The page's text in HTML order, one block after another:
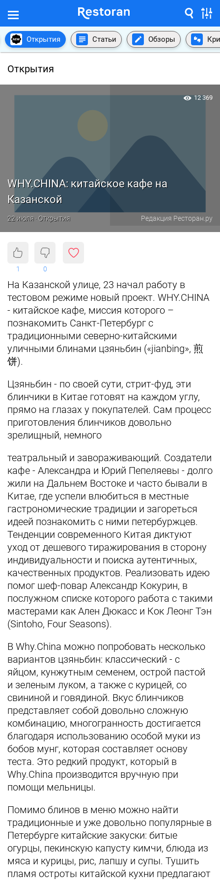
Открытия Статьи Обзоры
Открытия
WHY.CHINA: китайское кафе на
Казанской
22 июля · Открытия Редакция Ресторан.ру
12 369
1 0
На Казанской улице, 23 начал работу в
тестовом режиме новый проект. WHY.CHINA
- китайское кафе, миссия которого –
познакомить Санкт-Петербург с
традиционными северно-китайскими
уличными блинами цзяньбин («jianbing», 煎
饼).
Цзяньбин - по своей сути, стрит-фуд, эти
блинчики в Китае готовят на каждом углу,
прямо на глазах у покупателей. Сам процесс
приготовления блинчиков довольно
зрелищный, немного
театральный и завораживающий. Создатели
кафе - Александра и Юрий Пепеляевы - долго
жили на Дальнем Востоке и часто бывали в
Китае, где успели влюбиться в местные
гастрономические традиции и загореться
идеей познакомить с ними петербуржцев.
Тенденции современного Китая диктуют
уход от дешевого тиражирования в сторону
индивидуальности и поиска аутентичных,
качественных продуктов. Реализовать идею
помог шеф-повар Александр Кокурин, в
послужном списке которого работа с такими
мастерами как Ален Дюкасс и Кок Леонг Тэн
(Sintoho, Four Seasons).
В Why.China можно попробовать несколько
вариантов цзяньбин: классический - с
яйцом, кунжутным семенем, острой пастой
и зеленым луком, а также с курицей, со
свининой и говядиной. Вкус блинчиков
представляет собой довольно сложную
комбинацию, многогранность достигается
благодаря использованию особой муки из
бобов мунг, которая составляет основу
теста. Это редкий продукт, который в
Why.China производится вручную при
помощи мельницы.
Помимо блинов в меню можно найти
традиционные и уже довольно популярные в
Петербурге китайские закуски: битые
огурцы, пекинскую капусту кимчи, блюда из
мяса и курицы, рис, лапшу и супы. Тушить
пламя остроты китайской кухни предлагают